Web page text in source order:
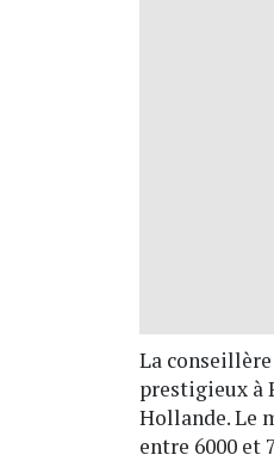
La
prestigieux à
Hollande. Le
entre 6000 et